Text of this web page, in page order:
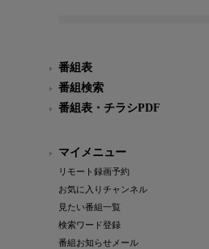
番組表
番組検索
番組表・チラシPDF
マイメニュー
リモート録画予約
お気に入りチャンネル
見たい番組一覧
検索ワード登録
番組お知らせメール